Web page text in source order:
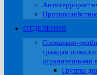
ОТДЕЛЕНИЯ
Социально-
граждан
ограниченными
Группы